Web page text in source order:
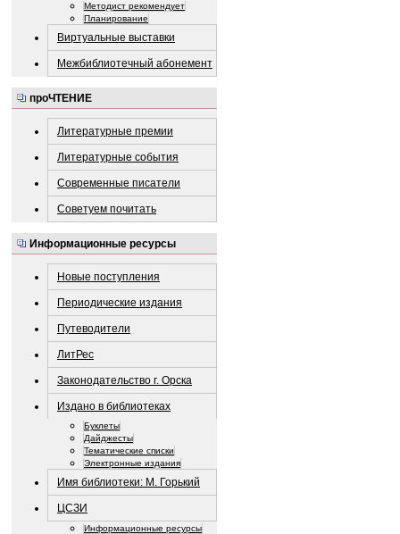
Методист рекомендует
Планирование
Виртуальные выставки
Межбиблиотечный абонемент
проЧТЕНИЕ
Литературные премии
Литературные события
Современные писатели
Советуем почитать
Информационные ресурсы
Новые поступления
Периодические издания
Путеводители
ЛитРес
Законодательство г. Орска
Издано в библиотеках
Буклеты
Дайджесты
Тематические списки
Электронные издания
Имя библиотеки: М. Горький
ЦСЗИ
Информационные ресурсы